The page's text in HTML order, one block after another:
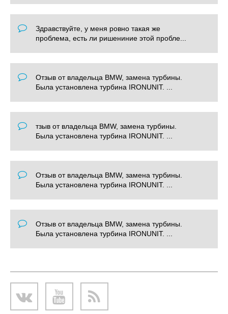
Здравствуйте, у меня ровно такая же
проблема, есть ли ришениние этой пробле...
Отзыв от владельца BMW, замена турбины.
Была установлена турбина IRONUNIT. ...
тзыв от владельца BMW, замена турбины.
Была установлена турбина IRONUNIT. ...
Отзыв от владельца BMW, замена турбины.
Была установлена турбина IRONUNIT. ...
Отзыв от владельца BMW, замена турбины.
Была установлена турбина IRONUNIT. ...